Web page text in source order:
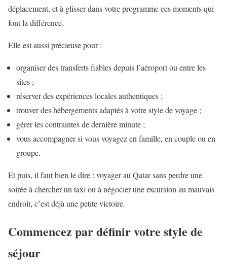
déplacement, et à glisser dans votre programme ces moments qui
font la différence.
Elle est aussi précieuse pour :
organiser des transferts fiables depuis l’aéroport ou entre les
sites ;
réserver des expériences locales authentiques ;
trouver des hébergements adaptés à votre style de voyage ;
gérer les contraintes de dernière minute ;
vous accompagner si vous voyagez en famille, en couple ou en
groupe.
Et puis, il faut bien le dire : voyager au Qatar sans perdre une
soirée à chercher un taxi ou à négocier une excursion au mauvais
endroit, c’est déjà une petite victoire.
Commencez par définir votre style de
séjour